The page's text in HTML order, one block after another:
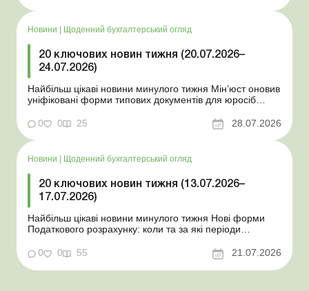
Новини Щоденний бухгалтерський огляд
20 ключових новин тижня (20.07.2026–
24.07.2026)
Найбільш цікаві новини минулого тижня Мін’юст оновив
уніфіковані форми типових документів для юросіб
координаційного центру з організації бронювання У
працівника виявлено статус «у розшуку»: що потрібно
0 0 25 28.07.2026
Новини Щоденний бухгалтерський огляд
20 ключових новин тижня (13.07.2026–
17.07.2026)
Найбільш цікаві новини минулого тижня Нові форми
Податкового розрахунку: коли та за які періоди
відстрочки від призову під час мобілізації удосконалено
Кабмін утворив Координаційний центр з організації
бронювання військовозобов’язаних Верховна ...
0 0 55 21.07.2026